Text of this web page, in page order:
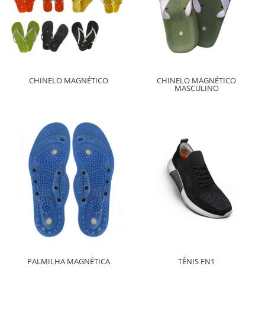
CHINELO MAGNÉTICO CHINELO MAGNÉTICO
MASCULINO
PALMILHA MAGNÉTICA TÊNIS FN1